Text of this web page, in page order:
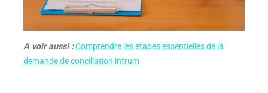
A voir aussi :Comprendre les étapes essentielles de la
demande de conciliation intrum